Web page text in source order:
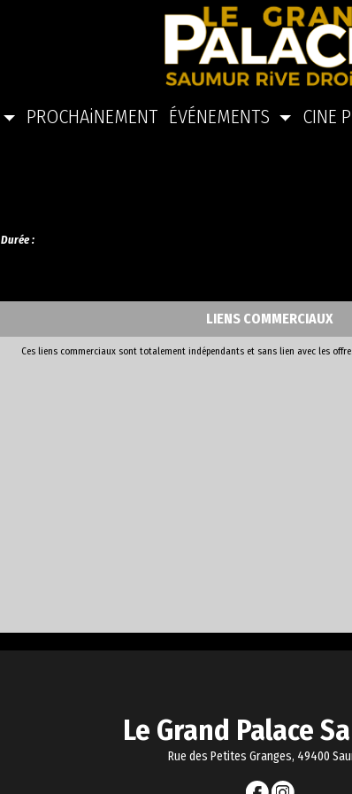
PROCHAiNEMENT ÉVÉNEMENTS CINE
Durée :
LIENS COMMERCIAUX
Ces liens commerciaux sont totalement indépendants et sans lien avec les
Le Grand Palace
Rue des Petites Granges, 49400